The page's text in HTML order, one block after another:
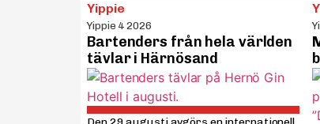
Yippie
Yippie 4 2026
Bartenders från hela världen
tävlar i Härnösand